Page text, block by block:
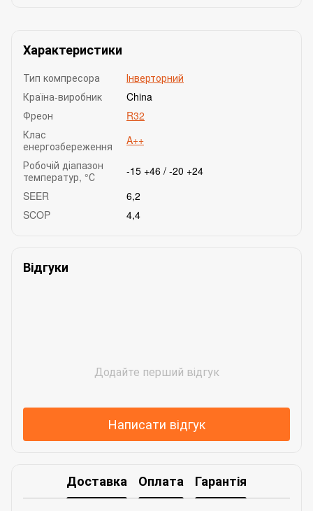
Характеристики
Тип компресора
Інверторний
Країна-виробник
China
Фреон
R32
Клас
енергозбереження
A++
Робочій діапазон
температур, °С
-15 +46 / -20 +24
SEER
6,2
SCOP
4,4
Відгуки
Додайте перший відгук
Написати відгук
Доставка Оплата Гарантія